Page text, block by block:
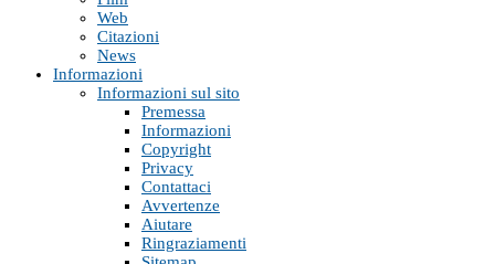
Web
Citazioni
News
Informazioni
Informazioni sul sito
Premessa
Informazioni
Copyright
Privacy
Contattaci
Avvertenze
Aiutare
Ringraziamenti